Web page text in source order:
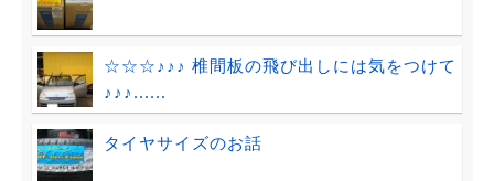
☆☆☆♪♪♪ 椎間板の飛び出しには気をつけて
♪♪♪......
タイヤサイズのお話